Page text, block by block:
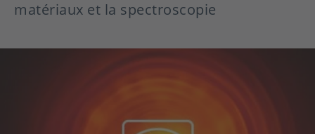
matériaux et la spectroscopie